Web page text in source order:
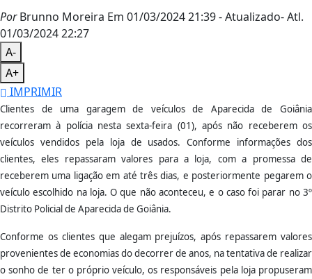
PorBrunno Moreira Em 01/03/2024 21:39- Atualizado- Atl.
01/03/2024 22:27
A-
A+
IMPRIMIR
Clientes de uma garagem de veículos de Aparecida de Goiânia
recorreram à polícia nesta sexta-feira (01), após não receberem os
veículos vendidos pela loja de usados. Conforme informações dos
clientes, eles repassaram valores para a loja, com a promessa de
receberem uma ligação em até três dias, e posteriormente pegarem o
veículo escolhido na loja. O que não aconteceu, e o caso foi parar no 3º
Distrito Policial de Aparecida de Goiânia.
Conforme os clientes que alegam prejuízos, após repassarem valores
provenientes de economias do decorrer de anos, na tentativa de realizar
o sonho de ter o próprio veículo, os responsáveis pela loja propuseram